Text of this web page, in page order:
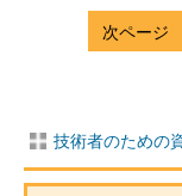
技術者のための